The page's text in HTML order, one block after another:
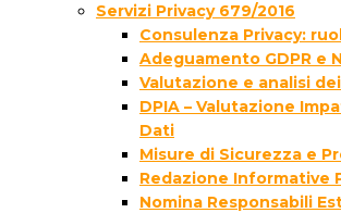
Servizi Privacy 679/2016
Consulenza Privacy:
Adeguamento GDPR e
Valutazione e analisi
DPIA – Valutazione
Dati
Misure di Sicurezza e
Redazione Informative
Nomina Responsabili